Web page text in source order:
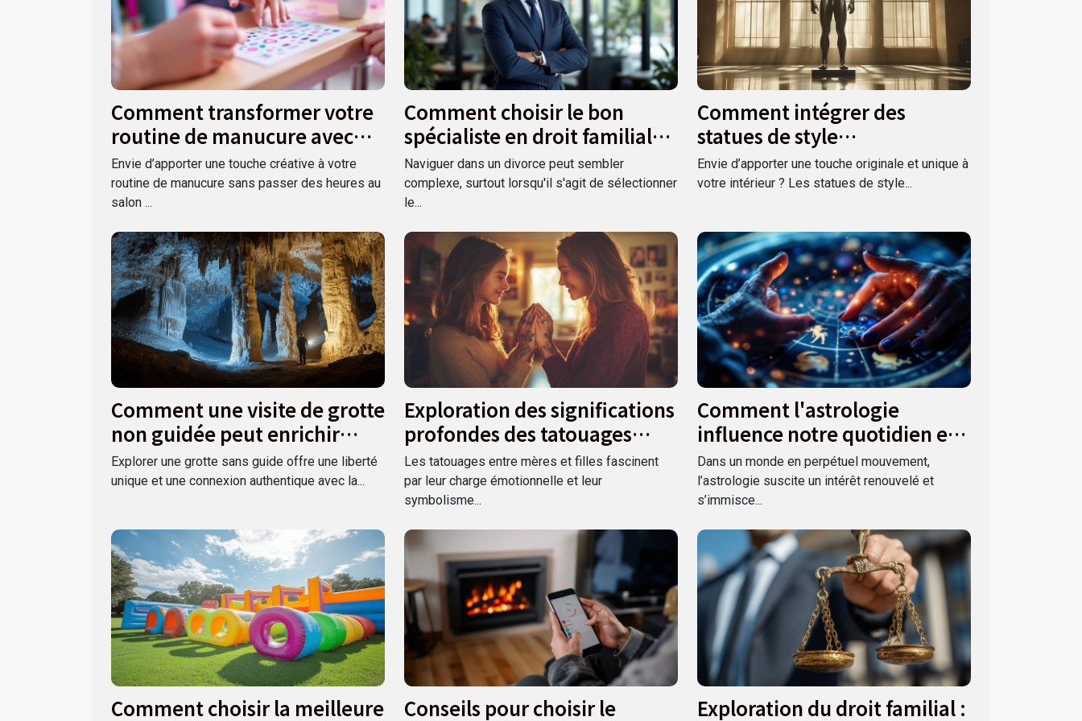
Comment transformer votre
routine de manucure avec
des autocollants ?
Envie d’apporter une touche créative à votre
routine de manucure sans passer des heures au
salon ...
Comment choisir le bon
spécialiste en droit familial
pour votre divorce ?
Naviguer dans un divorce peut sembler
complexe, surtout lorsqu'il s'agit de sélectionner
le...
Comment intégrer des
statues de style
cinématographique dans
votre déco ?
Envie d’apporter une touche originale et unique à
votre intérieur ? Les statues de style...
Comment une visite de grotte
non guidée peut enrichir
votre expérience ?
Explorer une grotte sans guide offre une liberté
unique et une connexion authentique avec la...
Exploration des significations
profondes des tatouages
entre mères et filles
Les tatouages entre mères et filles fascinent
par leur charge émotionnelle et leur
symbolisme...
Comment l'astrologie
influence notre quotidien et
nos décisions ?
Dans un monde en perpétuel mouvement,
l’astrologie suscite un intérêt renouvelé et
s’immisce...
Comment choisir la meilleure
Conseils pour choisir le
Exploration du droit familial :